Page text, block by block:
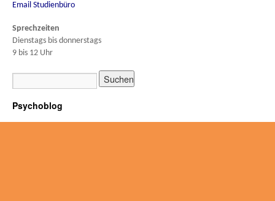
Email Studienbüro
Sprechzeiten
Dienstags bis donnerstags
9 bis 12 Uhr
Psychoblog